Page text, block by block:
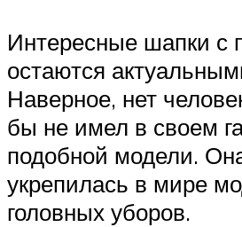
Интересные шапки с
остаются
Наверное, нет
бы не имел в своем
подобной модели.
укрепилась в мире
головных уборов.